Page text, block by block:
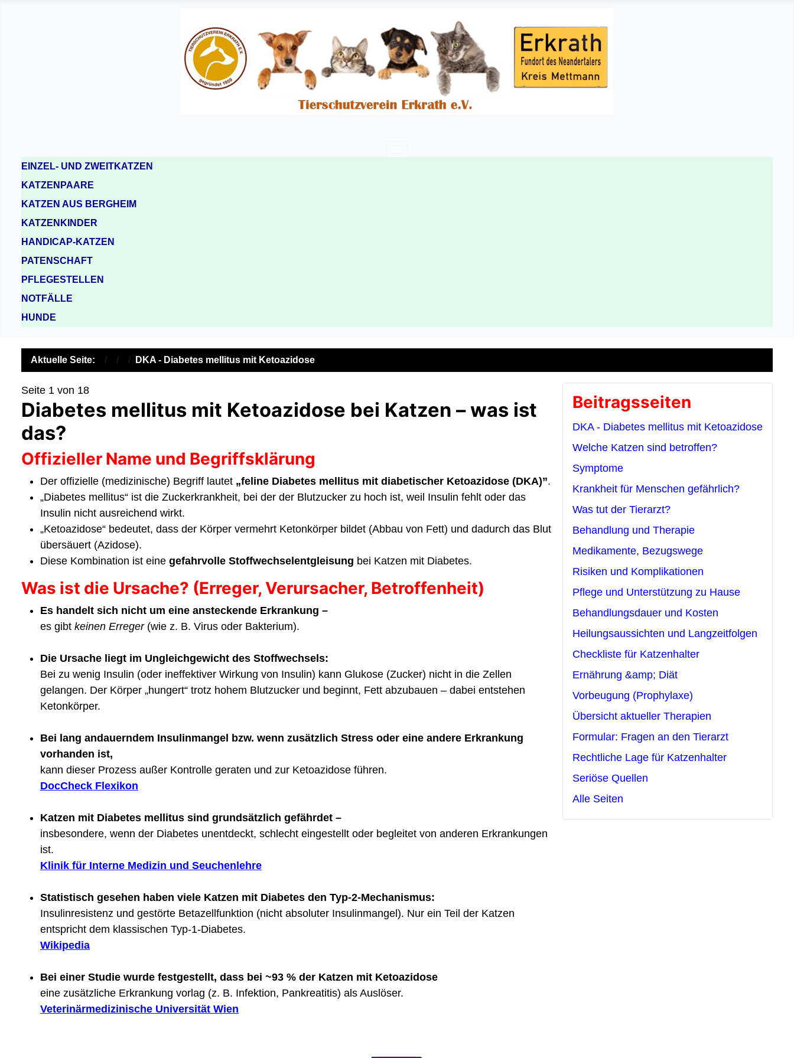
EINZEL- UND ZWEITKATZEN
KATZENPAARE
KATZEN AUS BERGHEIM
KATZENKINDER
HANDICAP-KATZEN
PATENSCHAFT
PFLEGESTELLEN
NOTFÄLLE
HUNDE
Aktuelle Seite: DKA - Diabetes mellitus mit Ketoazidose
Beitragsseiten
DKA - Diabetes mellitus mit Ketoazidose
Welche Katzen sind betroffen?
Symptome
Krankheit für Menschen gefährlich?
Was tut der Tierarzt?
Behandlung und Therapie
Medikamente, Bezugswege
Risiken und Komplikationen
Pflege und Unterstützung zu Hause
Behandlungsdauer und Kosten
Heilungsaussichten und Langzeitfolgen
Checkliste für Katzenhalter
Ernährung &amp; Diät
Vorbeugung (Prophylaxe)
Übersicht aktueller Therapien
Formular: Fragen an den Tierarzt
Rechtliche Lage für Katzenhalter
Seriöse Quellen
Alle Seiten
Seite 1 von 18
Diabetes mellitus mit Ketoazidose bei Katzen – was ist
das?
Offizieller Name und Begriffsklärung
Der offizielle (medizinische) Begriff lautet „feline Diabetes mellitus mit diabetischer Ketoazidose (DKA)”.
„Diabetes mellitus“ ist die Zuckerkrankheit, bei der der Blutzucker zu hoch ist, weil Insulin fehlt oder das
Insulin nicht ausreichend wirkt.
„Ketoazidose“ bedeutet, dass der Körper vermehrt Ketonkörper bildet (Abbau von Fett) und dadurch das Blut
übersäuert (Azidose).
Diese Kombination ist eine gefahrvolle Stoffwechselentgleisung bei Katzen mit Diabetes.
Was ist die Ursache? (Erreger, Verursacher, Betroffenheit)
Es handelt sich nicht um eine ansteckende Erkrankung –
es gibt keinen Erreger(wie z. B. Virus oder Bakterium).
Die Ursache liegt im Ungleichgewicht des Stoffwechsels:
Bei zu wenig Insulin (oder ineffektiver Wirkung von Insulin) kann Glukose (Zucker) nicht in die Zellen
gelangen. Der Körper „hungert“ trotz hohem Blutzucker und beginnt, Fett abzubauen – dabei entstehen
Ketonkörper.
Bei lang andauerndem Insulinmangel bzw. wenn zusätzlich Stress oder eine andere Erkrankung
vorhanden ist,
kann dieser Prozess außer Kontrolle geraten und zur Ketoazidose führen.
DocCheck Flexikon
Katzen mit Diabetes mellitus sind grundsätzlich gefährdet –
insbesondere, wenn der Diabetes unentdeckt, schlecht eingestellt oder begleitet von anderen Erkrankungen
ist.
Klinik für Interne Medizin und Seuchenlehre
Statistisch gesehen haben viele Katzen mit Diabetes den Typ-2-Mechanismus:
Insulinresistenz und gestörte Betazellfunktion (nicht absoluter Insulinmangel). Nur ein Teil der Katzen
entspricht dem klassischen Typ-1-Diabetes.
Wikipedia
Bei einer Studie wurde festgestellt, dass bei ~93 % der Katzen mit Ketoazidose
eine zusätzliche Erkrankung vorlag (z. B. Infektion, Pankreatitis) als Auslöser.
Veterinärmedizinische Universität Wien